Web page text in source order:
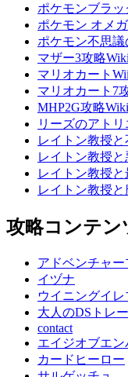
ポケモンブラ
ポケモン オメ
ポケモン不思
マザー3攻略Wiki
マリオカート
マリオカート7
MHP2G攻略Wiki
リーズのアト
レイトン教授
レイトン教授
レイトン教授
レイトン教授
攻略コンテン
アドベンチャ
イヅナ
ウイニングイレ
大人のDSトレ
contact
エイジオブエン
カードヒーロー